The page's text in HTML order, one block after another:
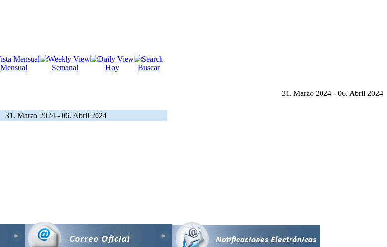
Mensual Semanal Hoy Buscar
31. Marzo 2024 - 06. Abril 2024
31. Marzo 2024 - 06. Abril 2024